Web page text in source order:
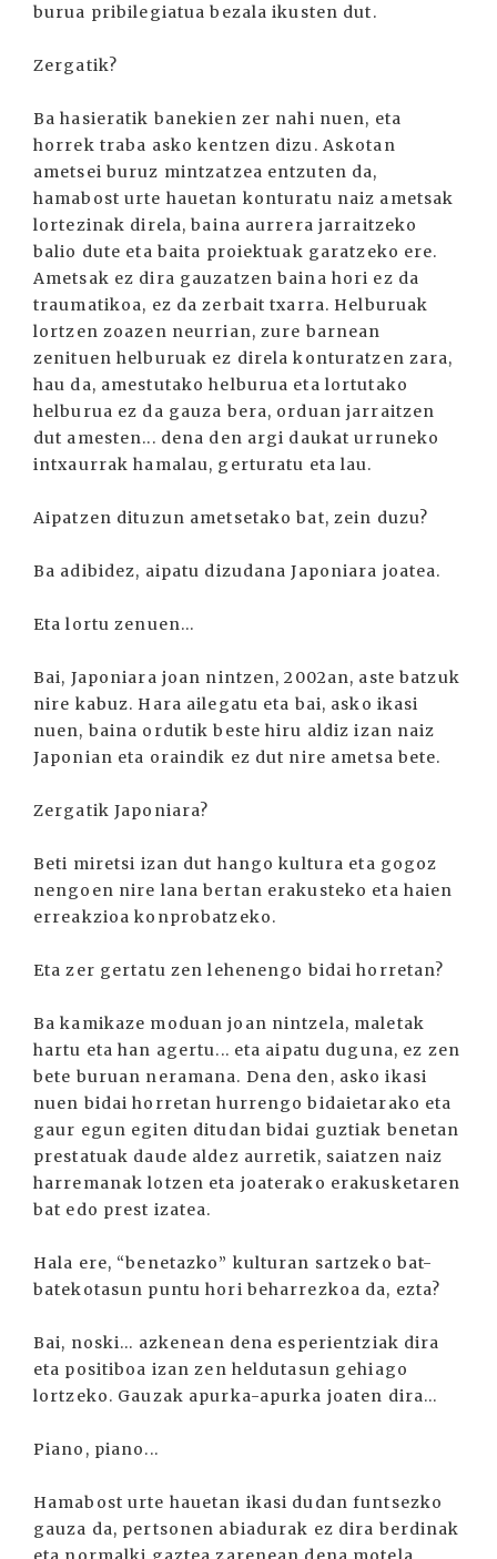
burua pribilegiatua bezala ikusten dut.
Zergatik?
Ba hasieratik banekien zer nahi nuen, eta
horrek traba asko kentzen dizu. Askotan
ametsei buruz mintzatzea entzuten da,
hamabost urte hauetan konturatu naiz ametsak
lortezinak direla, baina aurrera jarraitzeko
balio dute eta baita proiektuak garatzeko ere.
Ametsak ez dira gauzatzen baina hori ez da
traumatikoa, ez da zerbait txarra. Helburuak
lortzen zoazen neurrian, zure barnean
zenituen helburuak ez direla konturatzen zara,
hau da, amestutako helburua eta lortutako
helburua ez da gauza bera, orduan jarraitzen
dut amesten... dena den argi daukat urruneko
intxaurrak hamalau, gerturatu eta lau.
Aipatzen dituzun ametsetako bat, zein duzu?
Ba adibidez, aipatu dizudana Japoniara joatea.
Eta lortu zenuen...
Bai, Japoniara joan nintzen, 2002an, aste batzuk
nire kabuz. Hara ailegatu eta bai, asko ikasi
nuen, baina ordutik beste hiru aldiz izan naiz
Japonian eta oraindik ez dut nire ametsa bete.
Zergatik Japoniara?
Beti miretsi izan dut hango kultura eta gogoz
nengoen nire lana bertan erakusteko eta haien
erreakzioa konprobatzeko.
Eta zer gertatu zen lehenengo bidai horretan?
Ba kamikaze moduan joan nintzela, maletak
hartu eta han agertu... eta aipatu duguna, ez zen
bete buruan neramana. Dena den, asko ikasi
nuen bidai horretan hurrengo bidaietarako eta
gaur egun egiten ditudan bidai guztiak benetan
prestatuak daude aldez aurretik, saiatzen naiz
harremanak lotzen eta joaterako erakusketaren
bat edo prest izatea.
Hala ere, “benetazko” kulturan sartzeko bat-
batekotasun puntu hori beharrezkoa da, ezta?
Bai, noski... azkenean dena esperientziak dira
eta positiboa izan zen heldutasun gehiago
lortzeko. Gauzak apurka-apurka joaten dira...
Piano, piano...
Hamabost urte hauetan ikasi dudan funtsezko
gauza da, pertsonen abiadurak ez dira berdinak